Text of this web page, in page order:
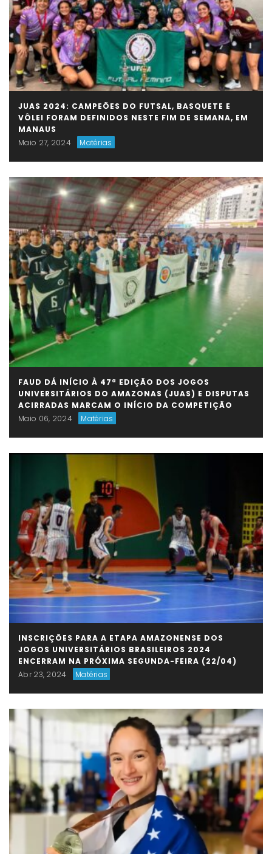
JUAS 2024: CAMPEÕES DO FUTSAL, BASQUETE E
VÔLEI FORAM DEFINIDOS NESTE FIM DE SEMANA, EM
MANAUS
Maio 27, 2024
Matérias
FAUD DÁ INÍCIO À 47ª EDIÇÃO DOS JOGOS
UNIVERSITÁRIOS DO AMAZONAS (JUAS) E DISPUTAS
ACIRRADAS MARCAM O INÍCIO DA COMPETIÇÃO
Maio 06, 2024
Matérias
INSCRIÇÕES PARA A ETAPA AMAZONENSE DOS
JOGOS UNIVERSITÁRIOS BRASILEIROS 2024
ENCERRAM NA PRÓXIMA SEGUNDA-FEIRA (22/04)
Abr 23, 2024
Matérias